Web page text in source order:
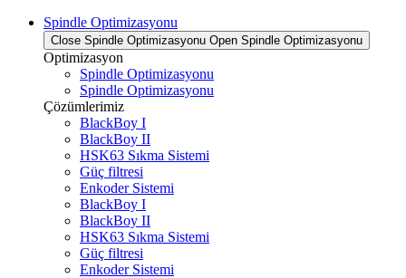
Spindle Optimizasyonu
Close Spindle Optimizasyonu Open Spindle Optimizasyonu
Optimizasyon
Spindle Optimizasyonu
Spindle Optimizasyonu
Çözümlerimiz
BlackBoy I
BlackBoy II
HSK63 Sıkma Sistemi
Güç filtresi
Enkoder Sistemi
BlackBoy I
BlackBoy II
HSK63 Sıkma Sistemi
Güç filtresi
Enkoder Sistemi